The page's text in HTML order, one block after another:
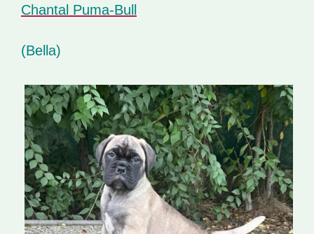
Chantal Puma-Bull
(Bella)